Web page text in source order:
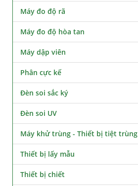
Máy đo độ rã
Máy đo độ hòa tan
Máy dập viên
Phân cực kế
Đèn soi sắc ký
Đèn soi UV
Máy khử trùng - Thiết bị tiệt trùng
Thiết bị lấy mẫu
Thiết bị chiết